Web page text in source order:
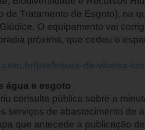
de Tratamento de Esgoto), na
O equipamento vai
próxima, que cedeu o
água e esgoto
consulta pública sobre a
serviços de abastecimento de
que antecede a publicação